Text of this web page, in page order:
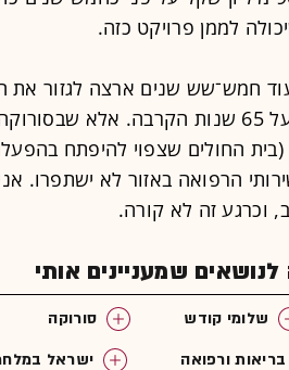
לממן פרויקט כזה.
חמש־שש שנים ארצה לגזור את
(בית החולים שצפוי להיפתח
הרפואה באזור לא ישתפרו.
וכרגע זה לא קורה.
שמעניינים אותי
שלומי קודש סורוקה
בריאות ורפואה ישראל